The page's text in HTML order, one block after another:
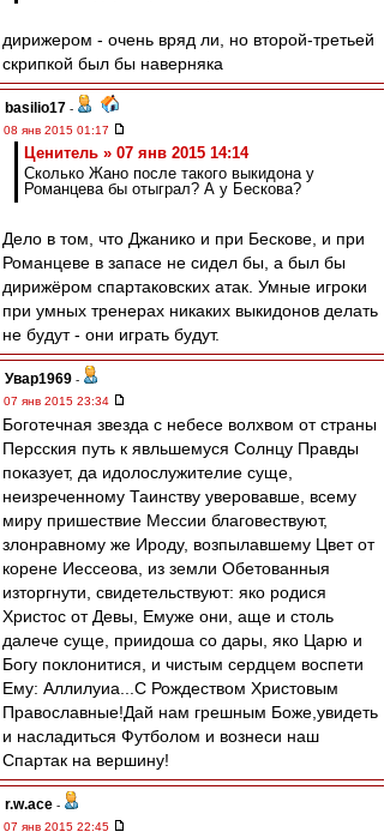
дирижером - очень вряд ли, но второй-третьей
скрипкой был бы наверняка
basilio17 -
08 янв 2015 01:17
Ценитель » 07 янв 2015 14:14
Сколько Жано после такого выкидона у
Романцева бы отыграл? А у Бескова?
Дело в том, что Джанико и при Бескове, и при
Романцеве в запасе не сидел бы, а был бы
дирижёром спартаковских атак. Умные игроки
при умных тренерах никаких выкидонов делать
не будут - они играть будут.
Увар1969 -
07 янв 2015 23:34
Боготечная звезда с небесе волхвом от страны
Персския путь к явльшемуся Солнцу Правды
показует, да идолослужителие суще,
неизреченному Таинству уверовавше, всему
миру пришествие Мессии благовествуют,
злонравному же Ироду, возпылавшему Цвет от
корене Иессеова, из земли Обетованныя
изторгнути, свидетельствуют: яко родися
Христос от Девы, Емуже они, аще и столь
далече суще, приидоша со дары, яко Царю и
Богу поклонитися, и чистым сердцем воспети
Ему: Аллилуиа...С Рождеством Христовым
Православные!Дай нам грешным Боже,увидеть
и насладиться Футболом и вознеси наш
Спартак на вершину!
r.w.ace -
07 янв 2015 22:45